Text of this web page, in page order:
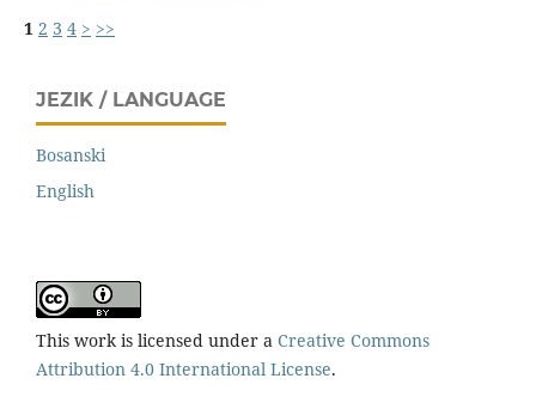
1 2 3 4 > >>
JEZIK / LANGUAGE
Bosanski
English
This work is licensed under a Creative Commons
Attribution 4.0 International License.